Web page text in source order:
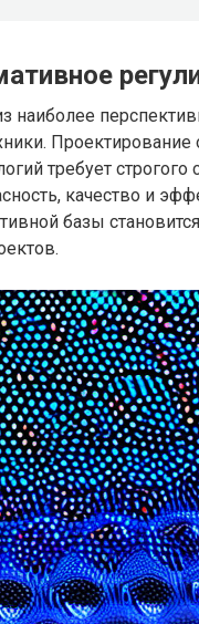
наиболее
требует
качество и
базы